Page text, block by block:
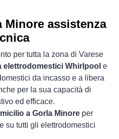
assistenza
per tutta la zona di Varese
elettrodomestici Whirlpool e
da incasso e a libera
per la sua capacità di
ed efficace.
a Gorla Minore per
su tutti gli elettrodomestici